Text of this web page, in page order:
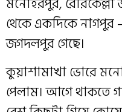
থেকে একদিকে নাগপুর
জগদলপুর গেছে।
কুয়াশামাখা ভোরে
পেলাম। আগে থাকতে